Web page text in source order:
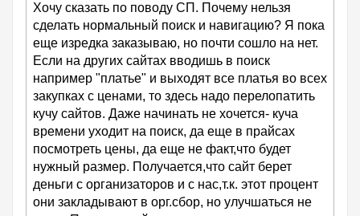
Хочу сказать по поводу СП. Почему нельзя
сделать нормальный поиск и навигацию? Я пока
еще изредка заказываю, но почти сошло на нет.
Если на других сайтах вводишь в поиск
например "платье" и выходят все платья во всех
закупках с ценами, то здесь надо перелопатить
кучу сайтов. Даже начинать не хочется- куча
времени уходит на поиск, да еще в прайсах
посмотреть цены, да еще не факт,что будет
нужный размер. Получается,что сайт берет
деньги с организаторов и с нас,т.к. этот процент
они закладывают в орг.сбор, но улучшаться не